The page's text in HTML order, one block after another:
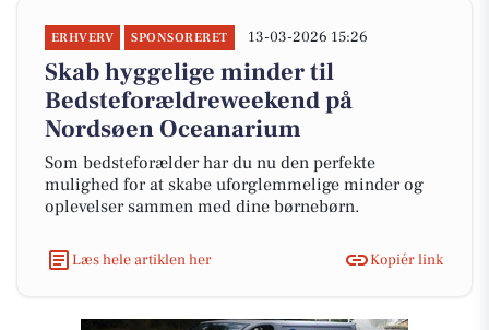
ERHVERV SPONSORERET 13-03-2026 15:26
Skab hyggelige minder til
Bedsteforældreweekend på
Nordsøen Oceanarium
Som bedsteforælder har du nu den perfekte
mulighed for at skabe uforglemmelige minder og
oplevelser sammen med dine børnebørn.
Læs hele artiklen her Kopiér link